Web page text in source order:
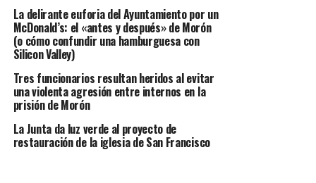
La delirante euforia del Ayuntamiento por un
McDonald’s: el «antes y después» de Morón
(o cómo confundir una hamburguesa con
Silicon Valley)
Tres funcionarios resultan heridos al evitar
una violenta agresión entre internos en la
prisión de Morón
La Junta da luz verde al proyecto de
restauración de la iglesia de San Francisco